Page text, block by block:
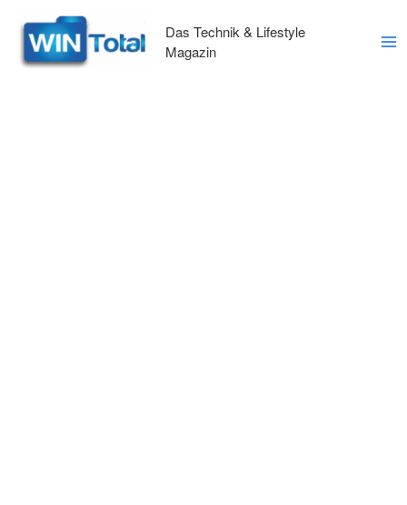
Inhalt
springen
Das Technik & Lifestyle
Magazin